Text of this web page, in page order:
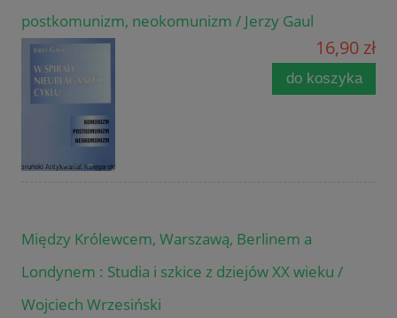
postkomunizm, neokomunizm / Jerzy Gaul
16,90 zł
do koszyka
Między Królewcem, Warszawą, Berlinem a
Londynem : Studia i szkice z dziejów XX wieku /
Wojciech Wrzesiński